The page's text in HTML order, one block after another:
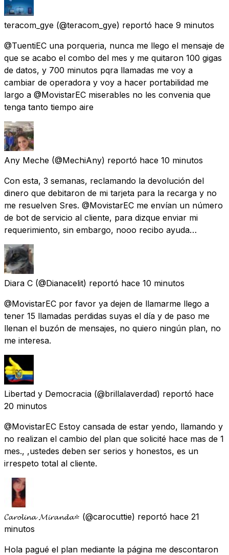
teracom_gye (@teracom_gye) reportó hace 9 minutos
@TuentiEC una porqueria, nunca me llego el mensaje de
que se acabo el combo del mes y me quitaron 100 gigas
de datos, y 700 minutos pqra llamadas me voy a
cambiar de operadora y voy a hacer portabilidad me
largo a @MovistarEC miserables no les convenia que
tenga tanto tiempo aire
Any Meche (@MechiAny) reportó hace 10 minutos
Con esta, 3 semanas, reclamando la devolución del
dinero que debitaron de mi tarjeta para la recarga y no
me resuelven Sres. @MovistarEC me envían un número
de bot de servicio al cliente, para dizque enviar mi
requerimiento, sin embargo, nooo recibo ayuda…
Diara C (@Dianacelit) reportó hace 10 minutos
@MovistarEC por favor ya dejen de llamarme llego a
tener 15 llamadas perdidas suyas el día y de paso me
llenan el buzón de mensajes, no quiero ningún plan, no
me interesa.
Libertad y Democracia (@brillalaverdad) reportó hace
20 minutos
@MovistarEC Estoy cansada de estar yendo, llamando y
no realizan el cambio del plan que solicité hace mas de 1
mes., ,ustedes deben ser serios y honestos, es un
irrespeto total al cliente.
𝓒𝓪𝓻𝓸𝓵𝓲𝓷𝓪 𝓜𝓲𝓻𝓪𝓷𝓭𝓪⭐ (@carocuttie) reportó hace 21
minutos
Hola pagué el plan mediante la página me descontaron